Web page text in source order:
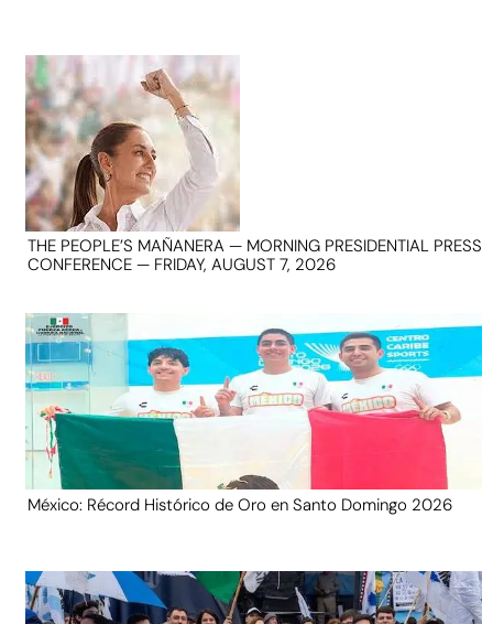
THE PEOPLE’S MAÑANERA — MORNING PRESIDENTIAL PRESS
CONFERENCE — FRIDAY, AUGUST 7, 2026
México: Récord Histórico de Oro en Santo Domingo 2026